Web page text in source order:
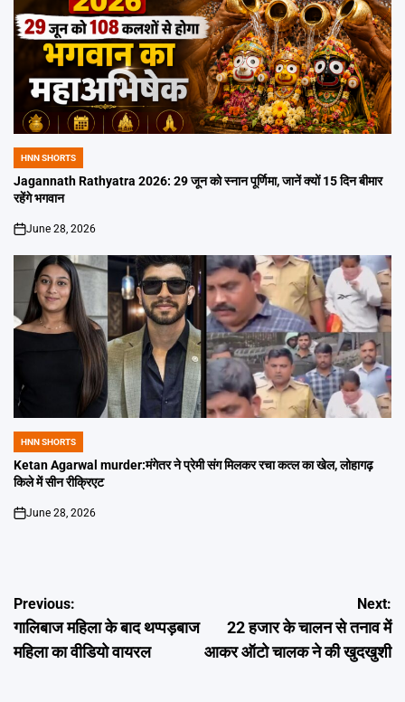
POSTED
IN
HNN SHORTS
Jagannath Rathyatra 2026: 29 जून को स्नान पूर्णिमा, जानें क्यों 15 दिन बीमार
रहेंगे भगवान
on
June 28, 2026
POSTED
IN
HNN SHORTS
Ketan Agarwal murder:मंगेतर ने प्रेमी संग मिलकर रचा कत्ल का खेल, लोहागढ़
किले में सीन रीक्रिएट
on
June 28, 2026
Post
navigation
Previous:
गालिबाज महिला के बाद थप्पड़बाज
महिला का वीडियो वायरल
Next:
22 हजार के चालन से तनाव में
आकर ऑटो चालक ने की खुदखुशी